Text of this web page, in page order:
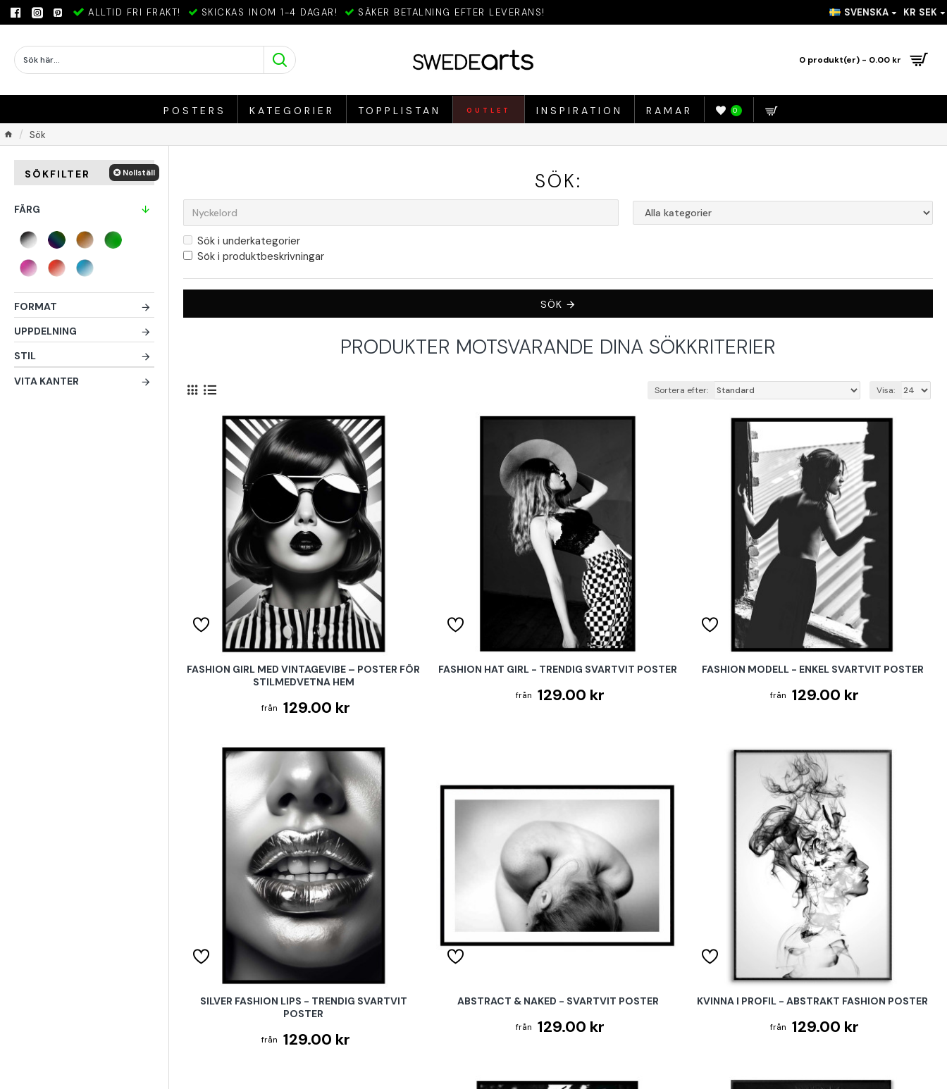
ALLTID FRI FRAKT! SKICKAS INOM 1-4 DAGAR! SÄKER BETALNING EFTER LEVERANS! SVENSKA KR SEK
0 produkt(er) - 0.00 kr
POSTERS KATEGORIER TOPPLISTAN OUTLET INSPIRATION RAMAR 0
Sök
SÖKFILTER Nollställ
FÄRG
FORMAT
VITA KANTER
UPPDELNING
STIL
SÖK:
Sök i underkategorier
Sök i produktbeskrivningar
SÖK
PRODUKTER MOTSVARANDE DINA SÖKKRITERIER
Sortera efter: Visa:
FASHION GIRL MED VINTAGEVIBE – POSTER FÖR
STILMEDVETNA HEM
129.00 kr
FASHION HAT GIRL - TRENDIG SVARTVIT POSTER
129.00 kr
FASHION MODELL - ENKEL SVARTVIT POSTER
129.00 kr
SILVER FASHION LIPS - TRENDIG SVARTVIT
POSTER
129.00 kr
ABSTRACT & NAKED - SVARTVIT POSTER
129.00 kr
KVINNA I PROFIL - ABSTRAKT FASHION POSTER
129.00 kr